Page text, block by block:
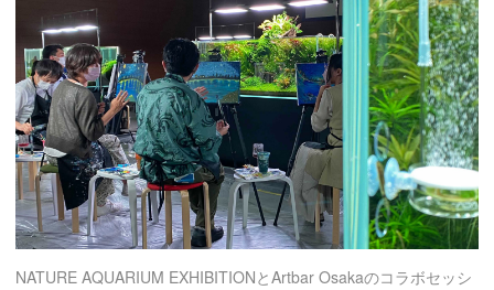
NATURE AQUARIUM EXHIBITIONとArtbar Osakaのコラボセッシ